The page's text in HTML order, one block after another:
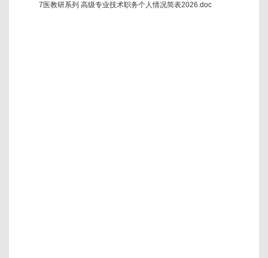
7医教研系列 高级专业技术职务个人情况简表2026.doc